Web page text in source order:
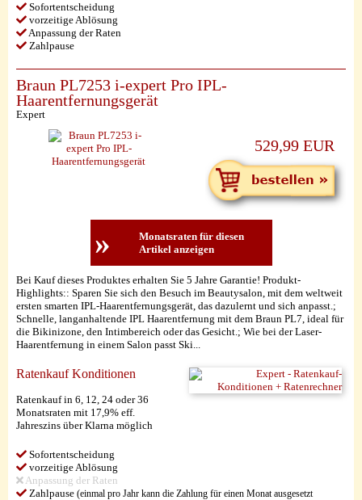
Sofortentscheidung
vorzeitige Ablösung
Anpassung der Raten
Zahlpause
Braun PL7253 i-expert Pro IPL-
Haarentfernungsgerät
Expert
529,99 EUR
Bei Kauf dieses Produktes erhalten Sie 5 Jahre Garantie! Produkt-
Highlights:: Sparen Sie sich den Besuch im Beautysalon, mit dem weltweit
ersten smarten IPL-Haarentfernungsgerät, das dazulernt und sich anpasst.;
Schnelle, langanhaltende IPL Haarentfernung mit dem Braun PL7, ideal für
die Bikinizone, den Intimbereich oder das Gesicht.; Wie bei der Laser-
Haarentfernung in einem Salon passt Ski...
Ratenkauf Konditionen
Ratenkauf in 6, 12, 24 oder 36
Monatsraten mit 17,9% eff.
Jahreszins über Klarna möglich
Sofortentscheidung
vorzeitige Ablösung
Anpassung der Raten
Zahlpause (einmal pro Jahr kann die Zahlung für einen Monat ausgesetzt
»
Monatsraten für diesen
Artikel anzeigen